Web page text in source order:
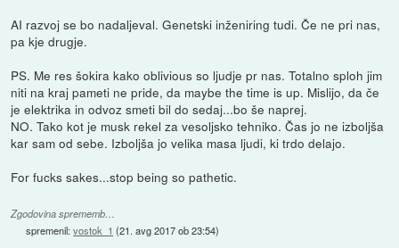
AI razvoj se bo nadaljeval. Genetski inženiring tudi. Če ne pri nas,
pa kje drugje.
PS. Me res šokira kako oblivious so ljudje pr nas. Totalno sploh jim
niti na kraj pameti ne pride, da maybe the time is up. Mislijo, da če
je elektrika in odvoz smeti bil do sedaj...bo še naprej.
NO. Tako kot je musk rekel za vesoljsko tehniko. Čas jo ne izboljša
kar sam od sebe. Izboljša jo velika masa ljudi, ki trdo delajo.
For fucks sakes...stop being so pathetic.
Zgodovina sprememb…
spremenil:vostok_1 (21. avg 2017 ob 23:54)